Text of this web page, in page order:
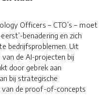
Officers – CTO’s – moet
benadering en zich
bedrijfsproblemen. Uit
de AI-projecten bij
door gebrek aan
bij strategische
van de proof-of-concepts